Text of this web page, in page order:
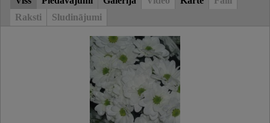
Raksti
Sludinājumi